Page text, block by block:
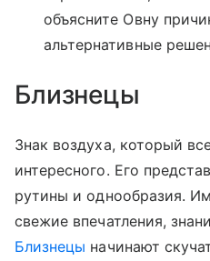
объясните Овну
альтернативные
Близнецы
Знак воздуха, который
интересного. Его
рутины и однообразия.
свежие впечатления,
Близнецы начинают